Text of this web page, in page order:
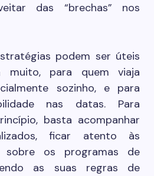
das “brechas” nos
podem ser úteis
muito, para quem viaja
sozinho, e para
nas datas. Para
basta acompanhar
ficar atento às
os programas de
as suas regras de